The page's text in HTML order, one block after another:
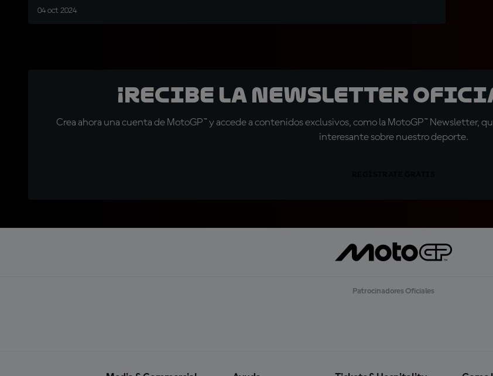
04 oct 2024
¡Recibe la Newsletter
Crea ahora una cuenta de MotoGP™ y accede a contenidos exclusivos, como la MotoGP™ Newsletter,
interesante sobre nuestro deporte.
Patrocinadores Oficiales